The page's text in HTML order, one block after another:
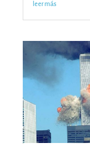
leer más